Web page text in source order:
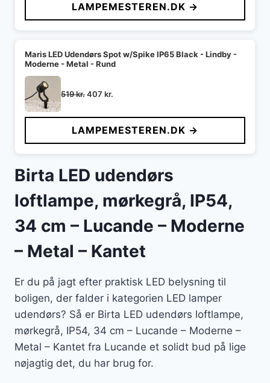
var:
1.001 kr..
er:
829 kr..
LAMPEMESTEREN.DK →
Maris LED Udendørs Spot w/Spike IP65 Black - Lindby -
Moderne - Metal - Rund
519kr.Den
pris
var:
519 kr..
407 kr.
pris
er:
407 kr..
LAMPEMESTEREN.DK →
Birta LED udendørs
loftlampe, mørkegrå, IP54,
34 cm – Lucande – Moderne
– Metal – Kantet
Er du på jagt efter praktisk LED belysning til
boligen, der falder i kategorien LED lamper
udendørs? Så er Birta LED udendørs loftlampe,
mørkegrå, IP54, 34 cm – Lucande – Moderne –
Metal – Kantet fra Lucande et solidt bud på lige
nøjagtig det, du har brug for.